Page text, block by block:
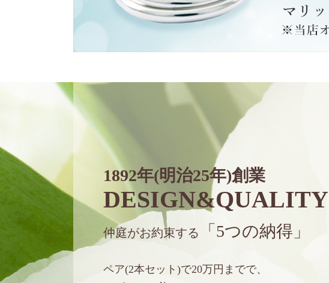
1892年(明治25年)創業
DESIGN&QUALITY
仲庭がお約束する 「5つの納得」
ペア(2本セット)で20万円までで、